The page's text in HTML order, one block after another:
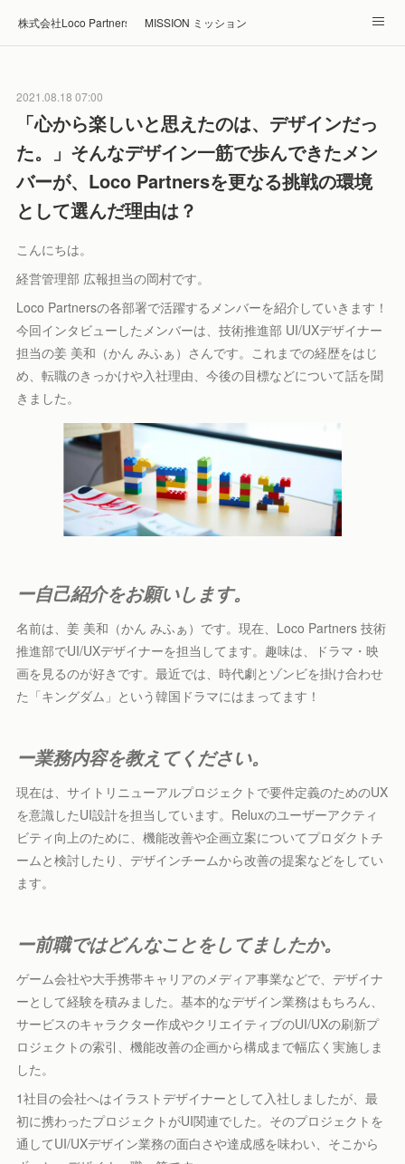
株式会社Loco Partners 🏠HomeMISSION ミッション
Blog ブログ
2021.08.18 07:00
「心から楽しいと思えたのは、デザインだっ
た。」そんなデザイン一筋で歩んできたメン
バーが、Loco Partnersを更なる挑戦の環境
として選んだ理由は？
こんにちは。
経営管理部 広報担当の岡村です。
Loco Partnersの各部署で活躍するメンバーを紹介していきます！
今回インタビューしたメンバーは、技術推進部 UI/UXデザイナー
担当の姜 美和（かん みふぁ）さんです。これまでの経歴をはじ
め、転職のきっかけや入社理由、今後の目標などについて話を聞
きました。
ー自己紹介をお願いします。
名前は、姜 美和（かん みふぁ）です。現在、Loco Partners 技術
推進部でUI/UXデザイナーを担当してます。趣味は、ドラマ・映
画を見るのが好きです。最近では、時代劇とゾンビを掛け合わせ
た「キングダム」という韓国ドラマにはまってます！
ー業務内容を教えてください。
現在は、サイトリニューアルプロジェクトで要件定義のためのUX
を意識したUI設計を担当しています。Reluxのユーザーアクティ
ビティ向上のために、機能改善や企画立案についてプロダクトチ
ームと検討したり、デザインチームから改善の提案などをしてい
ます。
ー前職ではどんなことをしてましたか。
ゲーム会社や大手携帯キャリアのメディア事業などで、デザイナ
ーとして経験を積みました。基本的なデザイン業務はもちろん、
サービスのキャラクター作成やクリエイティブのUI/UXの刷新プ
ロジェクトの索引、機能改善の企画から構成まで幅広く実施しま
した。
1社目の会社へはイラストデザイナーとして入社しましたが、最
初に携わったプロジェクトがUI関連でした。そのプロジェクトを
通してUI/UXデザイン業務の面白さや達成感を味わい、そこから